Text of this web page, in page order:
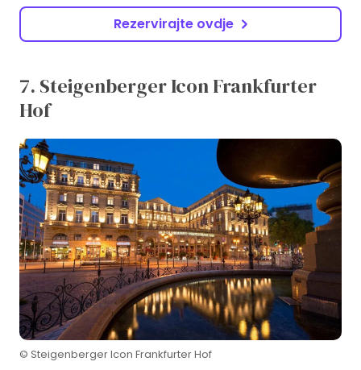
Rezervirajte ovdje
7. Steigenberger Icon Frankfurter
Hof
© Steigenberger Icon Frankfurter Hof